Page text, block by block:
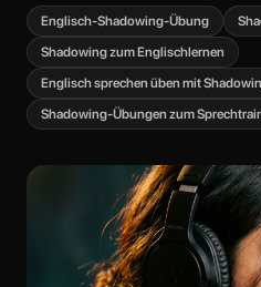
Englisch-Shadowing-Übung
Shadowing zum Englischlernen
Englisch sprechen üben mit
Shadowing-Übungen zum